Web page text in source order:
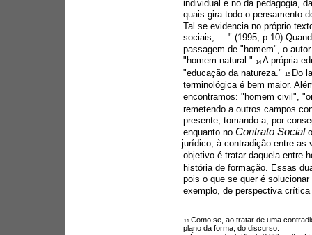
individual e no da pedagogia,
quais gira todo o pensamento
Tal se evidencia no próprio
sociais, ... " (1995, p.10)
passagem de "homem", o
"homem natural." 14 A própria
"educação da natureza." 15 Do
terminológica é bem maior.
encontramos: "homem civil",
remetendo a outros campos
presente, tomando-a, por
enquanto no Contrato Social
jurídico, à contradição entre as
objetivo é tratar daquela entre
história de formação. Essas
pois o que se quer é
exemplo, de perspectiva
11 Como se, ao tratar de uma
plano da forma, do discurso.